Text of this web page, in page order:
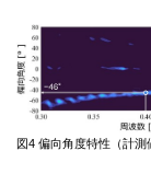
図4 偏向角度特性（計測